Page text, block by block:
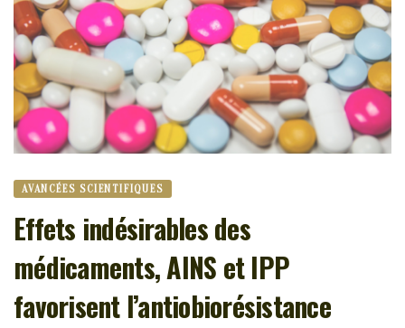
AVANCÉES SCIENTIFIQUES
Effets indésirables des
médicaments, AINS et IPP
favorisent l’antiobiorésistance